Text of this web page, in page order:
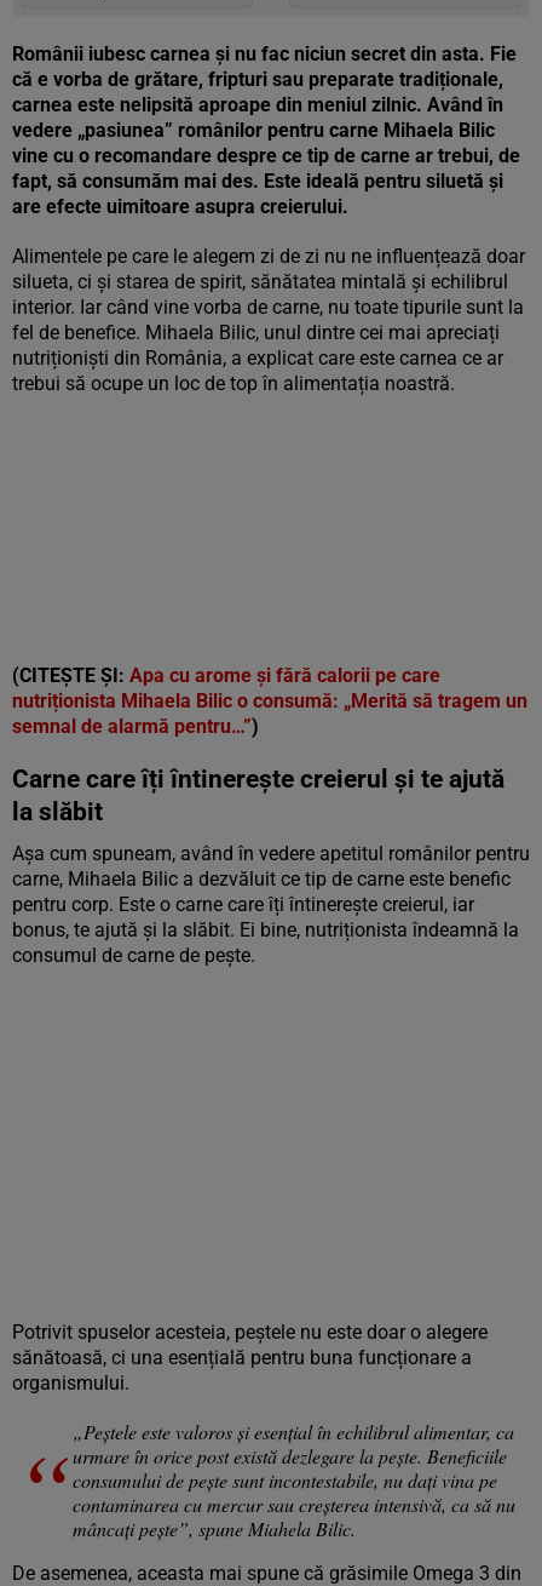
Românii iubesc carnea și nu fac niciun secret din asta. Fie
că e vorba de grătare, fripturi sau preparate tradiționale,
carnea este nelipsită aproape din meniul zilnic. Având în
vedere „pasiunea” românilor pentru carne Mihaela Bilic
vine cu o recomandare despre ce tip de carne ar trebui, de
fapt, să consumăm mai des. Este ideală pentru siluetă și
are efecte uimitoare asupra creierului.
Alimentele pe care le alegem zi de zi nu ne influențează doar
silueta, ci și starea de spirit, sănătatea mintală și echilibrul
interior. Iar când vine vorba de carne, nu toate tipurile sunt la
fel de benefice. Mihaela Bilic, unul dintre cei mai apreciați
nutriționiști din România, a explicat care este carnea ce ar
trebui să ocupe un loc de top în alimentația noastră.
(CITEȘTE ȘI: Apa cu arome și fără calorii pe care
nutriționista Mihaela Bilic o consumă: „Merită să tragem un
semnal de alarmă pentru…”)
Carne care îți întinerește creierul și te ajută
la slăbit
Așa cum spuneam, având în vedere apetitul românilor pentru
carne, Mihaela Bilic a dezvăluit ce tip de carne este benefic
pentru corp. Este o carne care îți întinerește creierul, iar
bonus, te ajută și la slăbit. Ei bine, nutriționista îndeamnă la
consumul de carne de pește.
Potrivit spuselor acesteia, peștele nu este doar o alegere
sănătoasă, ci una esențială pentru buna funcționare a
organismului.
„Peștele este valoros și esențial în echilibrul alimentar, ca
urmare în orice post există dezlegare la pește. Beneficiile
consumului de pește sunt incontestabile, nu dați vina pe
contaminarea cu mercur sau creșterea intensivă, ca să nu
mâncați pește”, spune Miahela Bilic.
De asemenea, aceasta mai spune că grăsimile Omega 3 din